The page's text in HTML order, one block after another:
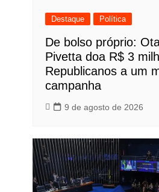
Destaque Política
De bolso próprio:
Pivetta doa R$ 3
Republicanos a um
campanha
9 de agosto de 2026